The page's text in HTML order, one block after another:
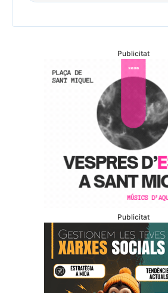
Publicitat
Publicitat